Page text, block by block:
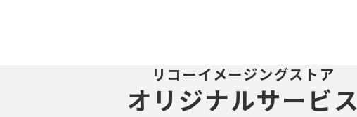
リコーイメージングストア
オリジナルサービス